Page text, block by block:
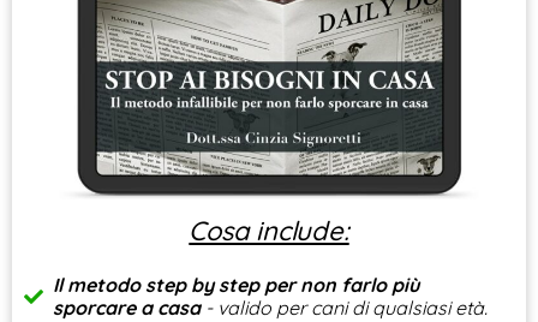
Cosa include:
Il metodo step by step per non farlo più
sporcare a casa- valido per cani di qualsiasi età.